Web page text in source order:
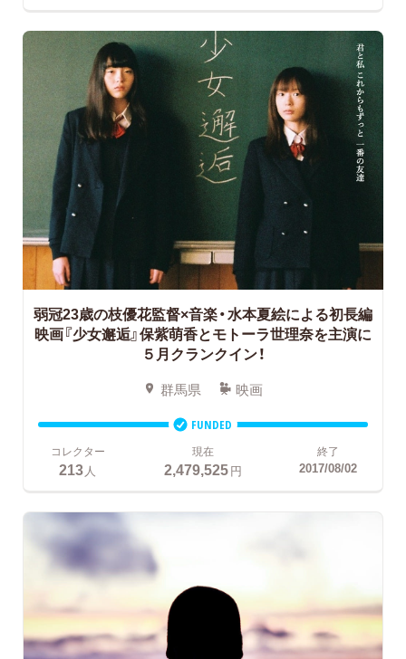
弱冠23歳の枝優花監督×音楽・水本夏絵による初長編
映画『少女邂逅』保紫萌香とモトーラ世理奈を主演に
５月クランクイン！
群馬県 映画
FUNDED
コレクター
213人
現在
2,479,525円
終了
2017/08/02